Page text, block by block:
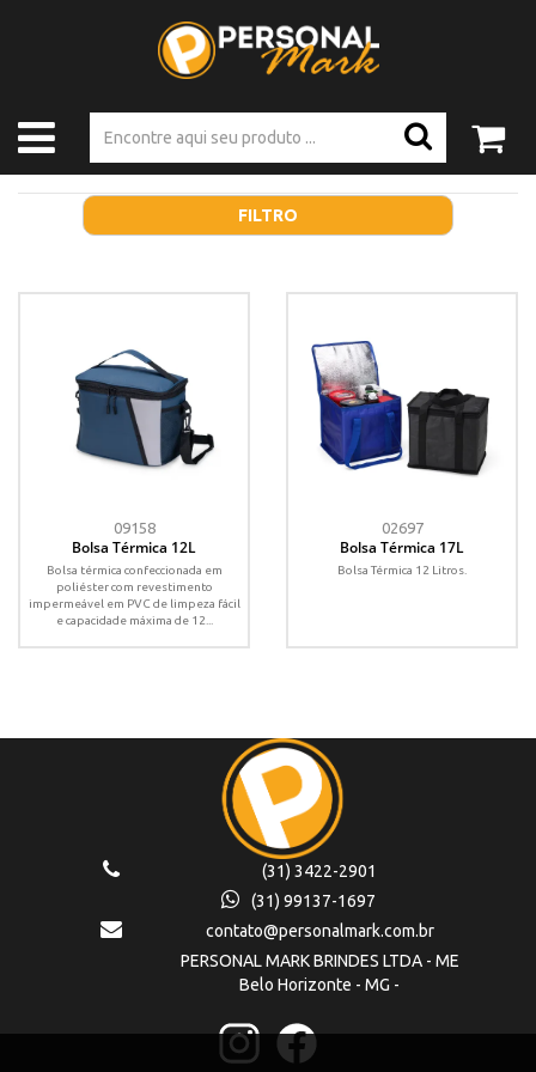
FILTRO
09158
Bolsa Térmica 12L
Bolsa térmica confeccionada em
poliéster com revestimento
impermeável em PVC de limpeza fácil
e capacidade máxima de 12...
02697
Bolsa Térmica 17L
Bolsa Térmica 12 Litros.
(31) 3422-2901
(31) 99137-1697
contato@personalmark.com.br
PERSONAL MARK BRINDES LTDA - ME
Belo Horizonte - MG -